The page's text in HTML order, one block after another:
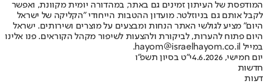
המודפסת של העיתון זמינים גם באתר, במהדורה יומית מקוונת, ואפשר
לקבל אותם גם בניוזלטר. מועדון ההטבות הייחודי "הקליקה של ישראל
היום" מציע לגולשי האתר הנחות ומבצעים על מוצרים ושירותים. ישראל
היום פתוח להערות, לביקורת ולהצעות לשיפור מקהל הקוראים. פנו אלינו
במייל hayom@israelhayom.co.il.
יום חמישי, 4.6.2026
י"ט בסיון תשפ"ו
חדשות
דעות